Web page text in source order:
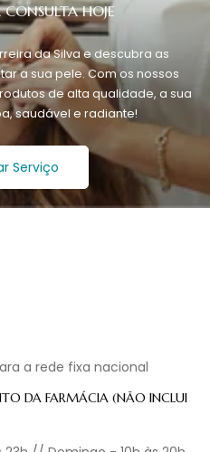
HOJE
da Silva e descubra as
a sua pele. Com os nossos
de alta qualidade, a sua
saudável e radiante!
Serviço
a rede fixa nacional
DA FARMÁCIA (NÃO INCLUI